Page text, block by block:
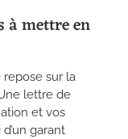
à mettre en
repose sur la
lettre de
et vos
garant